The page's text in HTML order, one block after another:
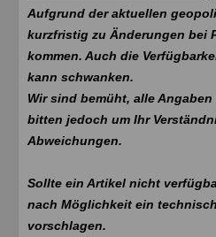
Aufgrund der aktuellen
kurzfristig zu Änderungen bei
kommen. Auch die
kann schwanken.
Wir sind bemüht, alle
bitten jedoch um Ihr
Abweichungen.
Sollte ein Artikel nicht
nach Möglichkeit ein
vorschlagen.